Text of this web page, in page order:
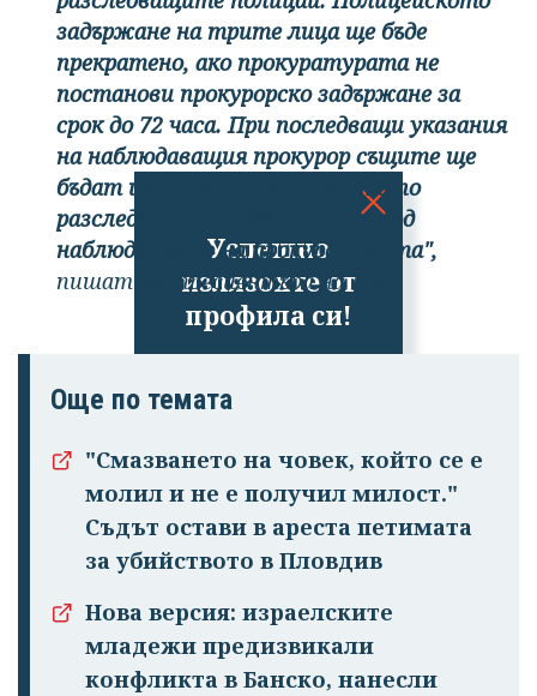
Успешно
излязохте от
профила си!
задържане на трите лица ще бъде
прекратено, ако прокуратурата не
постанови прокурорско задържане за
срок до 72 часа. При последващи указания
на наблюдаващия прокурор същите ще
бъдат изпълнени. Действията по
разследването продължават под
наблюдението на прокуратурата",
пишат от пресцентъра на МВР.
Още по темата
"Смазването на човек, който се е
молил и не е получил милост."
Съдът остави в ареста петимата
за убийството в Пловдив
Нова версия: израелските
младежи предизвикали
конфликта в Банско, нанесли